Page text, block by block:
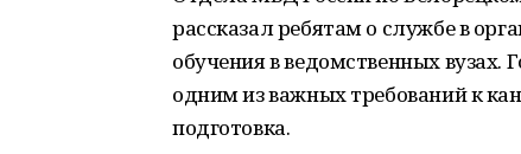
рассказал ребятам о службе в
обучения в ведомственных вузах.
одним из важных требований к
подготовка.